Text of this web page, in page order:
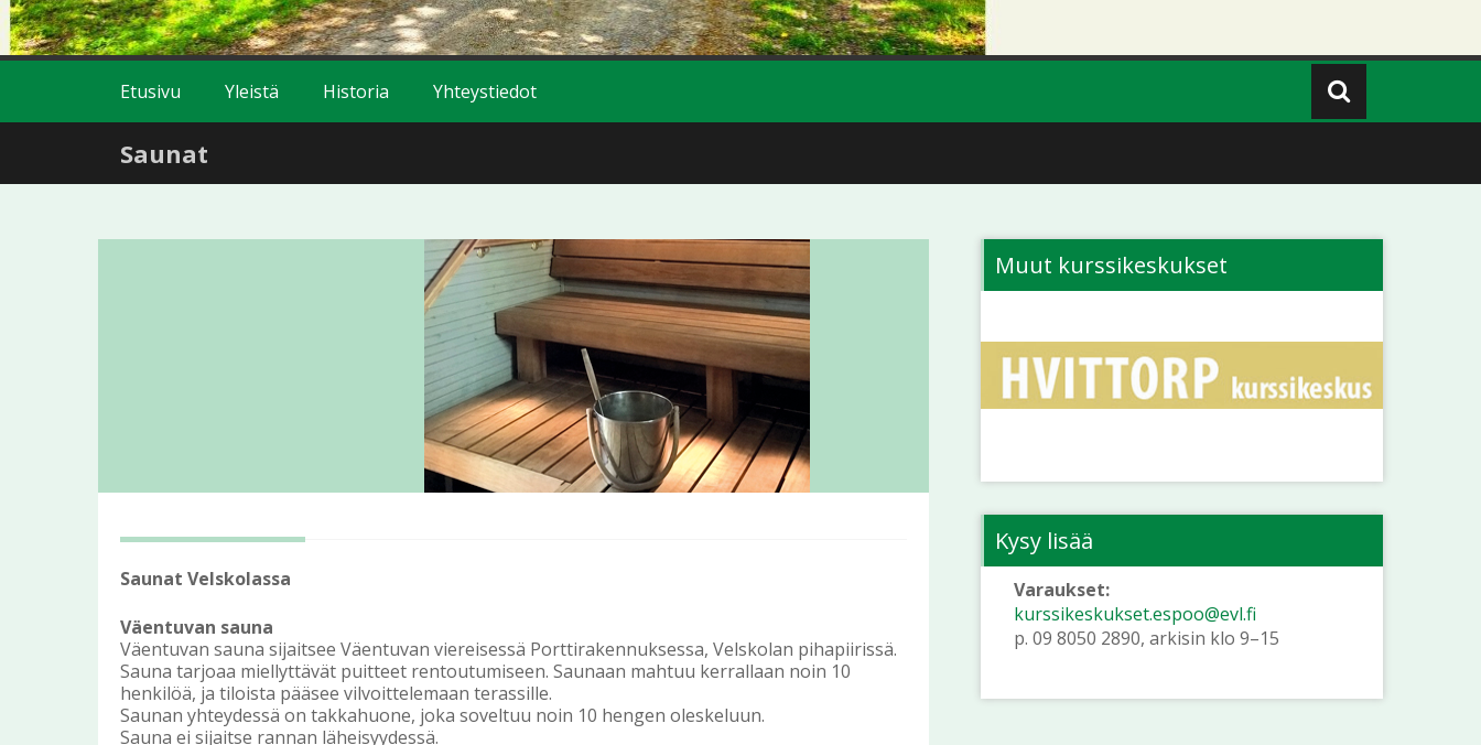
Etusivu Yleistä Historia Yhteystiedot
Saunat
Saunat Velskolassa
Väentuvan sauna
Väentuvan sauna sijaitsee Väentuvan viereisessä Porttirakennuksessa, Velskolan pihapiirissä.
Sauna tarjoaa miellyttävät puitteet rentoutumiseen. Saunaan mahtuu kerrallaan noin 10
henkilöä, ja tiloista pääsee vilvoittelemaan terassille.
Saunan yhteydessä on takkahuone, joka soveltuu noin 10 hengen oleskeluun.
Sauna ei sijaitse rannan läheisyydessä.
Muut kurssikeskukset
Kysy lisää
Varaukset:
kurssikeskukset.espoo@evl.fi
p. 09 8050 2890, arkisin klo 9–15